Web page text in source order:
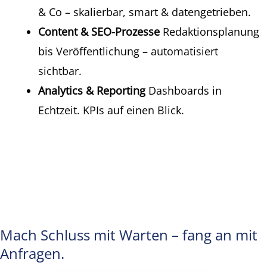
& Co – skalierbar, smart & datengetrieben.
Content & SEO-Prozesse Redaktionsplanung
bis Veröffentlichung – automatisiert
sichtbar.
Analytics & ReportingDashboards in
Echtzeit. KPIs auf einen Blick.
Mach Schluss mit Warten – fang an mit
Anfragen.